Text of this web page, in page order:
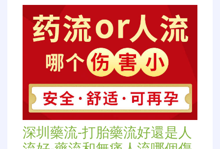
深圳藥流-打胎藥流好還是人